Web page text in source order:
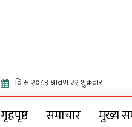
गृहपृष्ठ समाचार मुख्य